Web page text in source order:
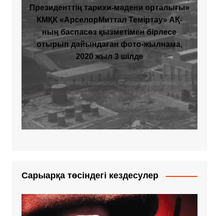
Президенттің тарихи-мәдени орталығы»
КМҚК «АрселорМиттал Теміртау» АҚ-
ның баспасөз қызметімен бірлесе
отырып дайындаған фото-жылнама,
2020 жыл 3 шілде
Сарыарқа төсіндегі кездесулер